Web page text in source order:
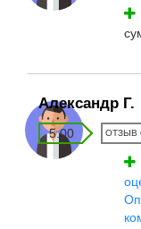
Александр Г.
5.00 ОТЗЫВ